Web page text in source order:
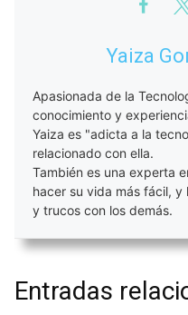
Yaiza
Apasionada de la
conocimiento y
Yaiza es "adicta a la
relacionado con ella.
También es una experta
hacer su vida más fácil,
y trucos con los demás.
Entradas